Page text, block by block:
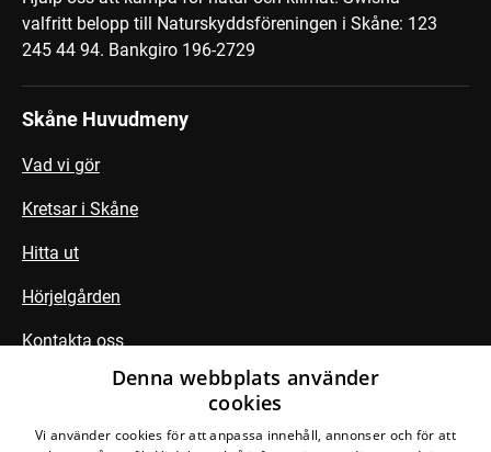
valfritt belopp till Naturskyddsföreningen i Skåne: 123
245 44 94. Bankgiro 196-2729
Skåne Huvudmeny
Vad vi gör
Kretsar i Skåne
Hitta ut
Hörjelgården
Kontakta oss
Följ din krets
Denna webbplats använder
cookies
Vi använder cookies för att anpassa innehåll, annonser och för att